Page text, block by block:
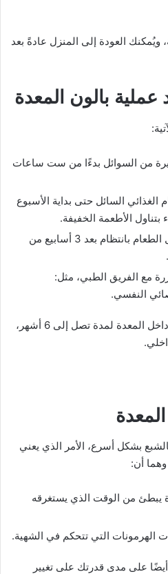
العودة إلى المنزل عادةً بعد
بالون المعدة
من السوائل بدءًا من ست ساعات
الغذائي السائل حتى بداية الأسبوع
بتناول الأطعمة الخفيفة.
التمكن من البدء في تناول الطعام بانتظام بعد 3 أسابيع من
مع الفريق الطبي، مثل:
النفسي.
يجدر الذكر أنه يتم ترك البالون داخل المعدة لمدة تصل إلى 6 أشهر،
بشكل أسرع، الأمر الذي يعني
أن:
يبطئ من الوقت الذي يستغرقه
الهرمونات التي تتحكم في الشهية.
على مدى قدرتك على تغيير